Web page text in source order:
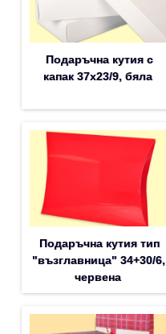
Подаръчна кутия с
капак 37x23/9, бяла
Подаръчна кутия тип
"възглавница" 34+30/6,
червена